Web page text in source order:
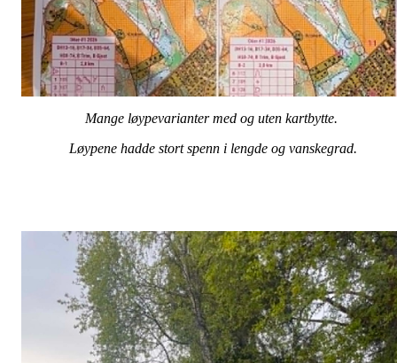
Mange løypevarianter med og uten kartbytte.
Løypene hadde stort spenn i lengde og vanskegrad.